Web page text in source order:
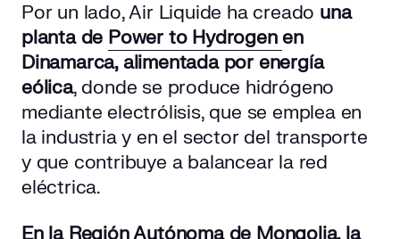
Por un lado, Air Liquide ha creado una
planta de Power to Hydrogen en
Dinamarca, alimentada por energía
eólica, donde se produce hidrógeno
mediante electrólisis, que se emplea en
la industria y en el sector del transporte
y que contribuye a balancear la red
eléctrica.